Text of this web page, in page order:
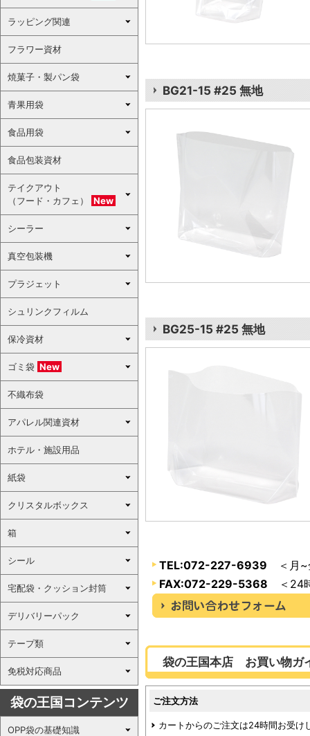
BG21-15 #25 無地
BG25-15 #25 無地
TEL:072-227-6939 ＜月~
FAX:072-229-5368 ＜24
袋の王国本店 お買い物ガ
ご注文方法
カートからのご注文は24時間お受け
ラッピング関連
フラワー資材
焼菓子・製パン袋
青果用袋
食品用袋
食品包装資材
テイクアウト
（フード・カフェ）
New
シーラー
真空包装機
プラジェット
シュリンクフィルム
保冷資材
ゴミ袋 New
不織布袋
アパレル関連資材
ホテル・施設用品
紙袋
クリスタルボックス
箱
シール
宅配袋・クッション封筒
デリバリーパック
テープ類
免税対応商品
袋の王国コンテンツ
OPP袋の基礎知識